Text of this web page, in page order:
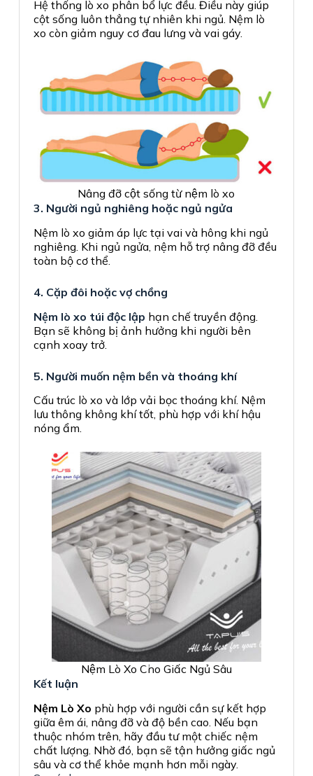
Hệ thống lò xo phân bổ lực đều. Điều này giúp
cột sống luôn thẳng tự nhiên khi ngủ. Nệm lò
xo còn giảm nguy cơ đau lưng và vai gáy.
Nâng đỡ cột sống từ nệm lò xo
3. Người ngủ nghiêng hoặc ngủ ngửa
Nệm lò xo giảm áp lực tại vai và hông khi ngủ
nghiêng. Khi ngủ ngửa, nệm hỗ trợ nâng đỡ đều
toàn bộ cơ thể.
4. Cặp đôi hoặc vợ chồng
Nệm lò xo túi độc lập hạn chế truyền động.
Bạn sẽ không bị ảnh hưởng khi người bên
cạnh xoay trở.
5. Người muốn nệm bền và thoáng khí
Cấu trúc lò xo và lớp vải bọc thoáng khí. Nệm
lưu thông không khí tốt, phù hợp với khí hậu
nóng ẩm.
Nệm Lò Xo Cho Giấc Ngủ Sâu
Kết luận
Nệm Lò Xo phù hợp với người cần sự kết hợp
giữa êm ái, nâng đỡ và độ bền cao. Nếu bạn
thuộc nhóm trên, hãy đầu tư một chiếc nệm
chất lượng. Nhờ đó, bạn sẽ tận hưởng giấc ngủ
sâu và cơ thể khỏe mạnh hơn mỗi ngày.